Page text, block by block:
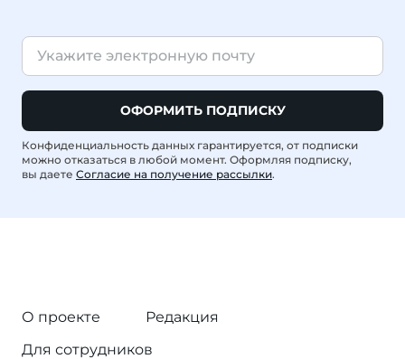
ОФОРМИТЬ ПОДПИСКУ
Конфиденциальность данных гарантируется, от подписки
можно отказаться в любой момент. Оформляя подписку,
вы даете Согласие на получение рассылки.
О проекте
Редакция
Для сотрудников